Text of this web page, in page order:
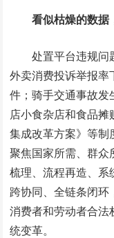
看似枯燥的数据
处置平台违规问
外卖消费投诉举报率
件；骑手交通事故发
店小食杂店和食品摊
集成改革方案》等制
聚焦国家所需、群众
梳理、流程再造、系
跨协同、全链条闭环
消费者和劳动者合法
统变革。